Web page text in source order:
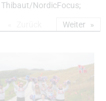
Thibaut/NordicFocus;
Weiter